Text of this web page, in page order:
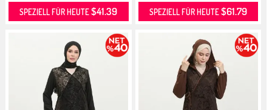
SPEZIELL FÜR HEUTE$41.39 SPEZIELL FÜR HEUTE$61.79